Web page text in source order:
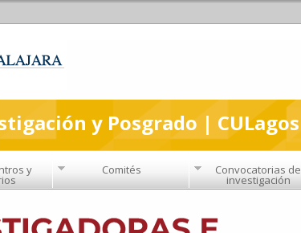
y Posgrado | CULagos
y Comités Convocatorias de
investigación